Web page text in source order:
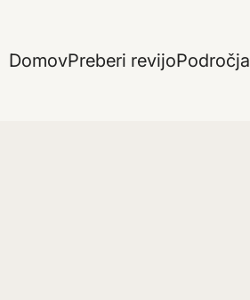
DomovPreberi revijoPodročja